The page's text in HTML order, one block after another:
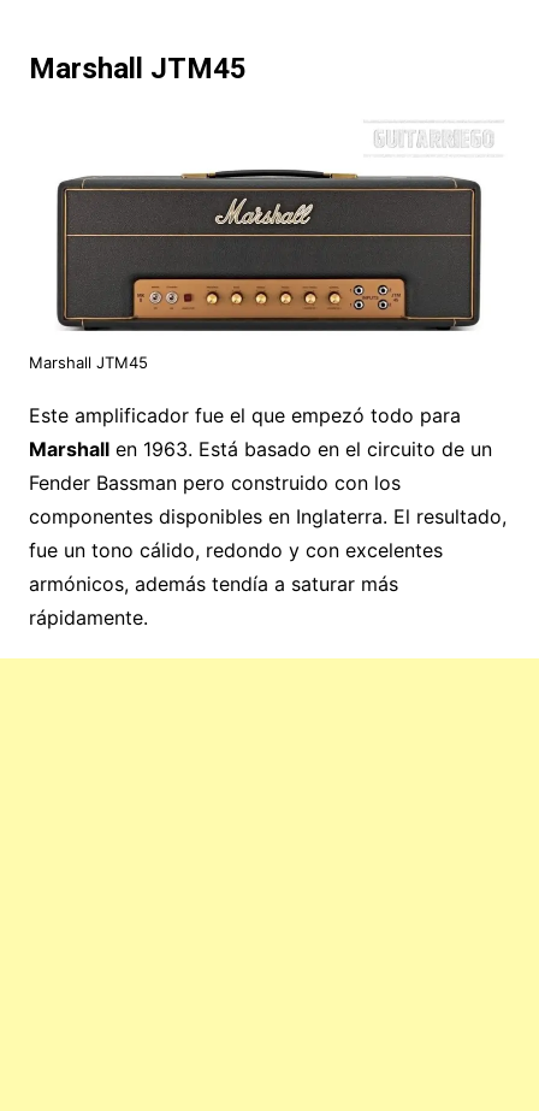
Marshall JTM45
Marshall JTM45
Este amplificador fue el que empezó todo para
Marshallen 1963. Está basado en el circuito de un
Fender Bassman pero construido con los
componentes disponibles en Inglaterra. El resultado,
fue un tono cálido, redondo y con excelentes
armónicos, además tendía a saturar más
rápidamente.